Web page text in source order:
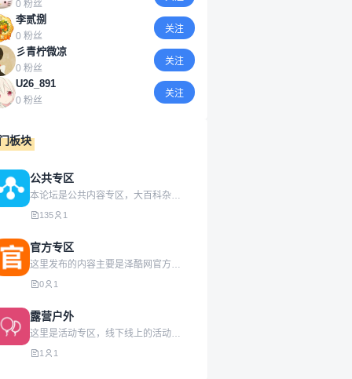
0 粉丝
李贰捌
0 粉丝
关注
彡青柠微凉
0 粉丝
关注
U26_891
0 粉丝
关注
板块
公共专区
本论坛是公共内容专区，大百科杂货铺，总有你喜欢的！
135 1
官方专区
这里发布的内容主要是泽酷网官方动态信息，具有权威性！真实性！
0 1
露营户外
这里是活动专区，线下线上的活动都可以发起，欢迎大家踊跃参加！
1 1